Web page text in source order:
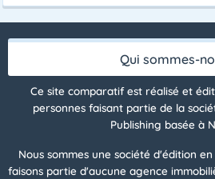
Qui sommes-
Ce site comparatif est réalisé et
personnes faisant partie de la
Publishing basée à
Nous sommes une société d'édition
faisons partie d'aucune agence